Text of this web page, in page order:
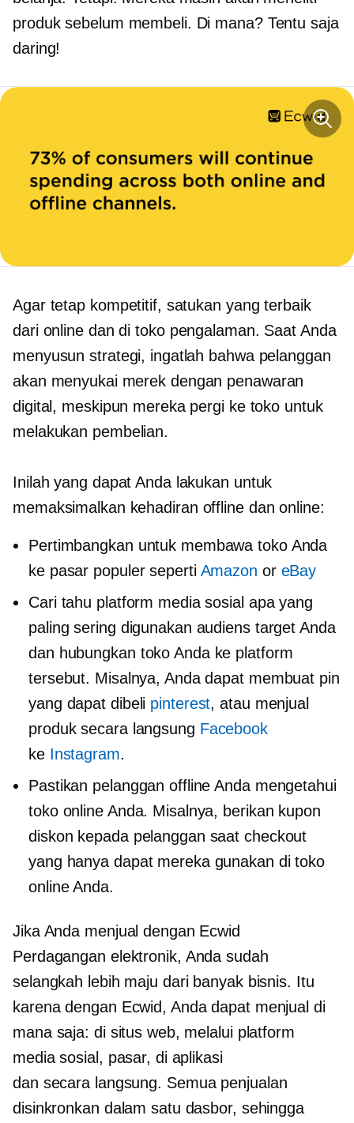
produk sebelum membeli. Di mana? Tentu saja
daring!
Agar tetap kompetitif, satukan yang terbaik
dari online dandi tokopengalaman. Saat Anda
menyusun strategi, ingatlah bahwa pelanggan
akan menyukai merek dengan penawaran
digital, meskipun mereka pergi ke toko untuk
melakukan pembelian.
Inilah yang dapat Anda lakukan untuk
memaksimalkan kehadiran offline dan online:
Pertimbangkan untuk membawa toko Anda
ke pasar populer seperti Amazon or eBay
Cari tahu platform media sosial apa yang
paling sering digunakan audiens target Anda
dan hubungkan toko Anda ke platform
tersebut. Misalnya, Anda dapat membuat pin
yang dapat dibeli pinterest, atau menjual
produk secara langsung Facebook
ke Instagram.
Pastikan pelanggan offline Anda mengetahui
toko online Anda. Misalnya, berikan kupon
diskon kepada pelanggan saat checkout
yang hanya dapat mereka gunakan di toko
online Anda.
Jika Anda menjual dengan Ecwid
Perdagangan elektronik, Anda sudah
selangkah lebih maju dari banyak bisnis. Itu
karena dengan Ecwid, Anda dapat menjual di
mana saja: di situs web, melalui platform
media sosial, pasar, di aplikasi
dan secara langsung. Semua penjualan
disinkronkan dalam satu dasbor, sehingga